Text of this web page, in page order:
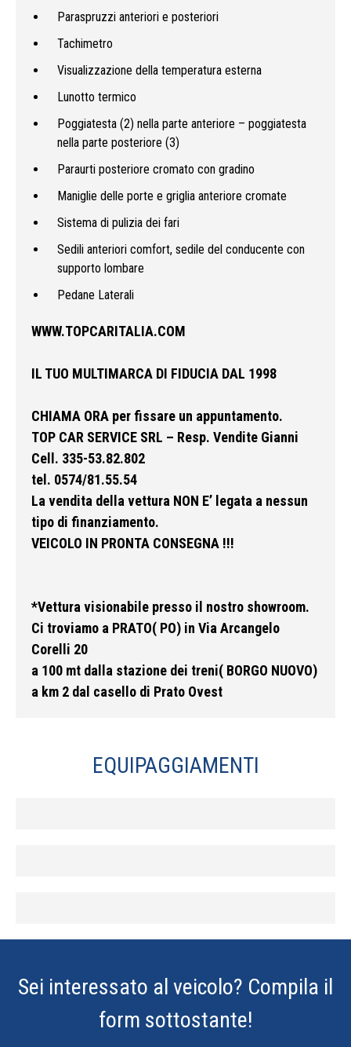
Paraspruzzi anteriori e posteriori
Tachimetro
Visualizzazione della temperatura esterna
Lunotto termico
Poggiatesta (2) nella parte anteriore – poggiatesta
nella parte posteriore (3)
Paraurti posteriore cromato con gradino
Maniglie delle porte e griglia anteriore cromate
Sistema di pulizia dei fari
Sedili anteriori comfort, sedile del conducente con
supporto lombare
Pedane Laterali
WWW.TOPCARITALIA.COM
IL TUO MULTIMARCA DI FIDUCIA DAL 1998
CHIAMA ORA per fissare un appuntamento.
TOP CAR SERVICE SRL – Resp. Vendite Gianni
Cell. 335-53.82.802
tel. 0574/81.55.54
La vendita della vettura NON E’ legata a nessun
tipo di finanziamento.
VEICOLO IN PRONTA CONSEGNA !!!
*Vettura visionabile presso il nostro showroom.
Ci troviamo a PRATO( PO) in Via Arcangelo
Corelli 20
a 100 mt dalla stazione dei treni( BORGO NUOVO)
a km 2 dal casello di Prato Ovest
EQUIPAGGIAMENTI
Sei interessato al veicolo? Compila il
form sottostante!